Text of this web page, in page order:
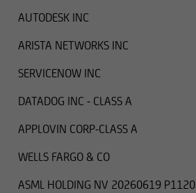
AUTODESK INC
ARISTA NETWORKS INC
SERVICENOW INC
DATADOG INC - CLASS A
APPLOVIN CORP-CLASS A
WELLS FARGO & CO
ASML HOLDING NV 20260619 P1120